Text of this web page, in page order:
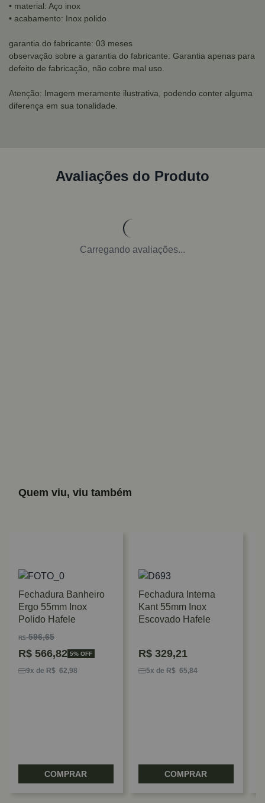
• material: Aço inox
• acabamento: Inox polido
garantia do fabricante: 03 meses
observação sobre a garantia do fabricante: Garantia apenas para
defeito de fabricação, não cobre mal uso.
Atenção: Imagem meramente ilustrativa, podendo conter alguma
diferença em sua tonalidade.
Avaliações do Produto
Carregando avaliações...
Quem viu, viu também
Fechadura Banheiro
Ergo 55mm Inox
Polido Hafele
R$596,65
R$ 566,82 5% OFF
9x de R$ 62,98
COMPRAR
Fechadura Interna
Kant 55mm Inox
Escovado Hafele
R$ 329,21
5x de R$ 65,84
COMPRAR